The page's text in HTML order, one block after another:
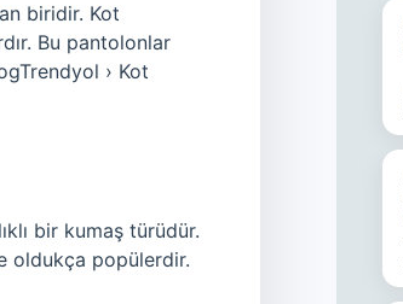
biridir. Kot
Bu pantolonlar
› Kot
bir kumaş türüdür.
oldukça popülerdir.